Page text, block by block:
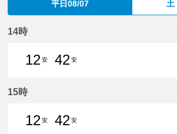
平日08/07 土
14時
12安
42安
15時
12安
42安